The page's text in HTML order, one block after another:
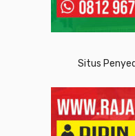
Situs